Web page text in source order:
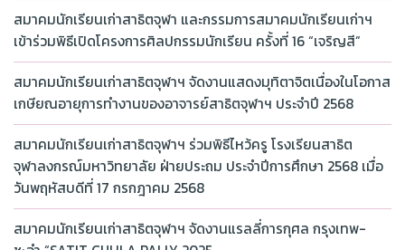
สมาคมนักเรียนเก่าสาธิตจุฬา และกรรมการสมาคมนักเรียนเก่าฯ
เข้าร่วมพิธีเปิดโครงการศิลปกรรมนักเรียน ครั้งที่ 16 “เจริญสี”
สมาคมนักเรียนเก่าสาธิตจุฬาฯ จัดงานแสดงมุทิตาจิตเนื่องในโอกาส
เกษียณอายุการทำงานของอาจารย์สาธิตจุฬาฯ ประจำปี 2568
สมาคมนักเรียนเก่าสาธิตจุฬาฯ ร่วมพิธีไหว้ครู โรงเรียนสาธิต
จุฬาลงกรณ์มหาวิทยาลัย ฝ่ายประถม ประจำปีการศึกษา 2568 เมื่อ
วันพฤหัสบดีที่ 17 กรกฎาคม 2568
สมาคมนักเรียนเก่าสาธิตจุฬาฯ จัดงานแรลลี่การกุศล กรุงเทพ-